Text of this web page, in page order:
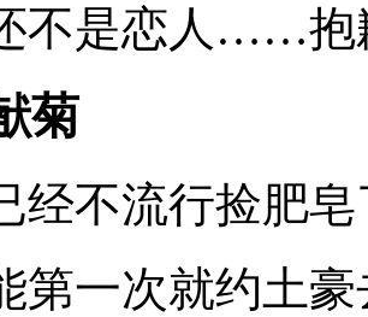
不是恋人……抱
菊
经不流行捡肥
第一次就约土